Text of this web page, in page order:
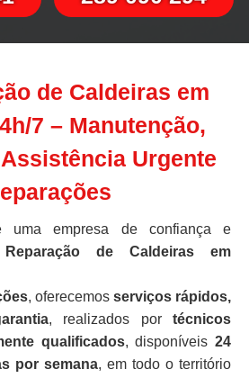
de Caldeiras em
7 – Manutenção,
Urgente
uma empresa de confiança e
Reparação de Caldeiras em
, oferecemos serviços rápidos,
, realizados por técnicos
qualificados, disponíveis24
por semana, em todo o território